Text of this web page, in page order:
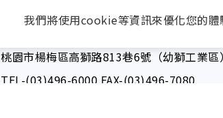
桃園市楊梅區高獅路813巷6號（幼獅工業區
TEL-(03)496-6000 FAX-(03)496-7080
我們將使用cookie等資訊來優化您的